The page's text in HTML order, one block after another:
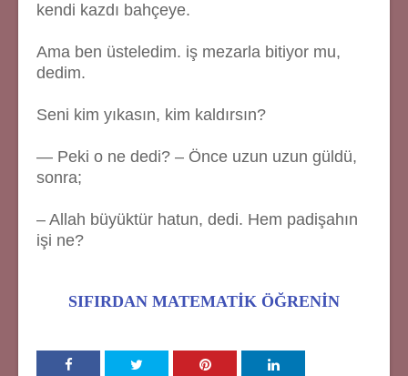
kendi kazdı bahçeye.
Ama ben üsteledim. iş mezarla bitiyor mu,
dedim.
Seni kim yıkasın, kim kaldırsın?
— Peki o ne dedi? – Önce uzun uzun güldü,
sonra;
– Allah büyüktür hatun, dedi. Hem padişahın
işi ne?
SIFIRDAN MATEMATİK ÖĞRENİN